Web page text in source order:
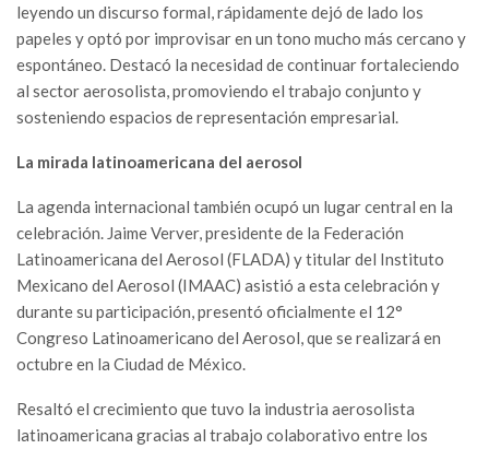
leyendo un discurso formal, rápidamente dejó de lado los
papeles y optó por improvisar en un tono mucho más cercano y
espontáneo. Destacó la necesidad de continuar fortaleciendo
al sector aerosolista, promoviendo el trabajo conjunto y
sosteniendo espacios de representación empresarial.
La mirada latinoamericana del aerosol
La agenda internacional también ocupó un lugar central en la
celebración. Jaime Verver, presidente de la Federación
Latinoamericana del Aerosol (FLADA) y titular del Instituto
Mexicano del Aerosol (IMAAC) asistió a esta celebración y
durante su participación, presentó oficialmente el 12°
Congreso Latinoamericano del Aerosol, que se realizará en
octubre en la Ciudad de México.
Resaltó el crecimiento que tuvo la industria aerosolista
latinoamericana gracias al trabajo colaborativo entre los